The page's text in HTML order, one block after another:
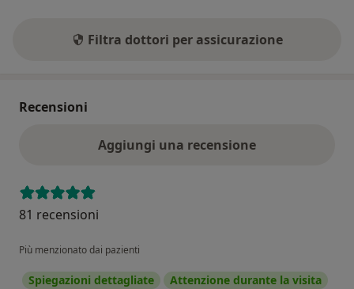
Filtra dottori per assicurazione
Recensioni
Aggiungi una recensione
81 recensioni
Più menzionato dai pazienti
Spiegazioni dettagliate
Attenzione durante la visita